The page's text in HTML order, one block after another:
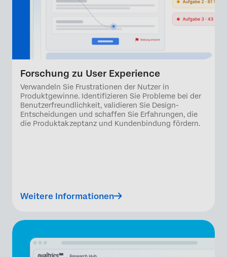
Forschung zu User Experience
Verwandeln Sie Frustrationen der Nutzer in
Produktgewinne. Identifizieren Sie Probleme bei der
Benutzerfreundlichkeit, validieren Sie Design-
Entscheidungen und schaffen Sie Erfahrungen, die
die Produktakzeptanz und Kundenbindung fördern.
Weitere Informationen